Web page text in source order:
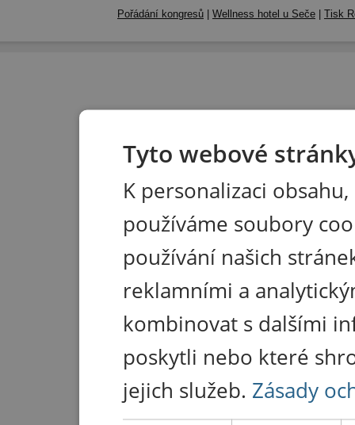
Pořádání kongresů Wellness hotel u Seče Tisk
Tyto webové
K personalizaci
používáme soubory
používání našich
reklamními a
kombinovat s dalšími
poskytli nebo které
jejich služeb. Zásady